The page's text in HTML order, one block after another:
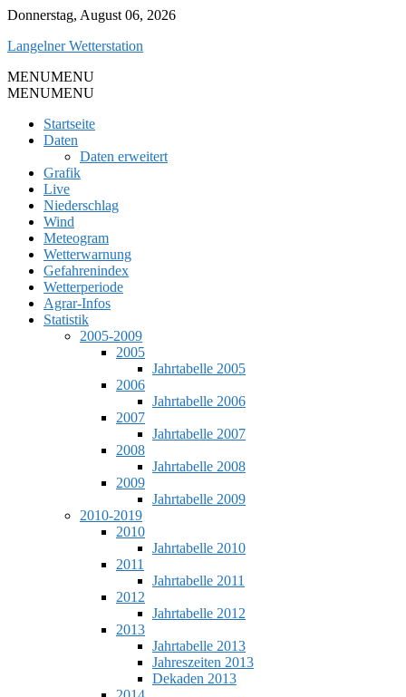
Skip
content
Donnerstag, August 06, 2026
Langelner Wetterstation
MENUMENU
MENUMENU
Startseite
Daten
Daten erweitert
Grafik
Live
Niederschlag
Wind
Meteogram
Wetterwarnung
Gefahrenindex
Wetterperiode
Agrar-Infos
Statistik
2005-2009
2005
Jahrtabelle 2005
2006
Jahrtabelle 2006
2007
Jahrtabelle 2007
2008
Jahrtabelle 2008
2009
Jahrtabelle 2009
2010-2019
2010
Jahrtabelle 2010
2011
Jahrtabelle 2011
2012
Jahrtabelle 2012
2013
Jahrtabelle 2013
Jahreszeiten 2013
Dekaden 2013